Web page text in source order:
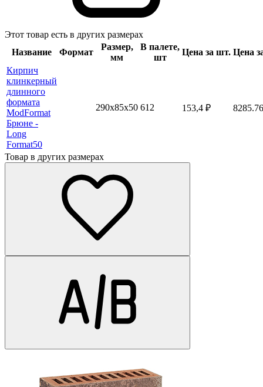
Этот товар есть в других размерах
Название
Формат
Размер,
мм
В палете,
шт
Цена за шт. Цена
Кирпич
клинкерный
длинного
формата
ModFormat
Брюне -
Long
Format50
290x85х50 612 153,4 ₽
Товар в других размерах